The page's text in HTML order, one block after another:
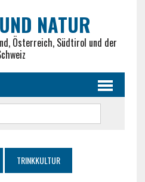
NATUR
Österreich, Südtirol und der
TRINKKULTUR